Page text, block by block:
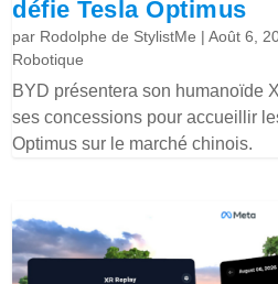
défie Tesla Optimus
par Rodolphe de StylistMe |Août 6,
Robotique
BYD présentera son humanoïde
ses concessions pour accueillir
Optimus sur le marché chinois.